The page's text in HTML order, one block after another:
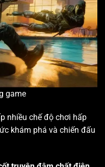
game
nhiều chế độ chơi hấp
khám phá và chiến đấu